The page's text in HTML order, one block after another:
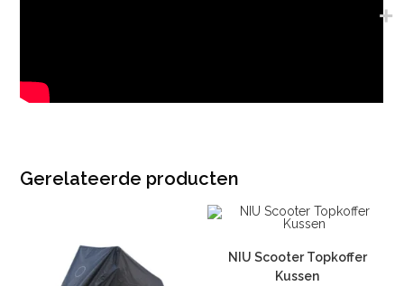
Gerelateerde producten
NIU Scooter Topkoffer
Kussen